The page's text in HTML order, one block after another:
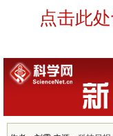
点击此